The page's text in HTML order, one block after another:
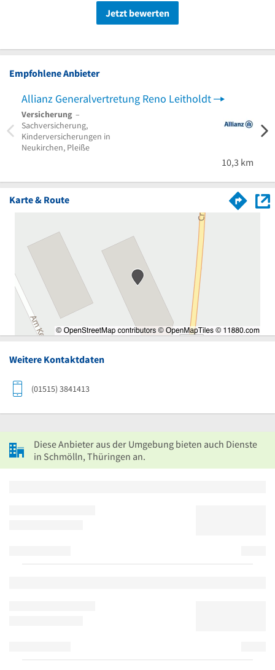
Jetzt bewerten
Empfohlene Anbieter
Allianz Generalvertretung Reno Leitholdt
Versicherung –
Sachversicherung,
Kinderversicherungen in
Neukirchen, Pleiße
10,3 km
Karte & Route
Weitere Kontaktdaten
(01515) 3841413
Diese Anbieter aus der Umgebung bieten auch Dienste
in Schmölln, Thüringen an.